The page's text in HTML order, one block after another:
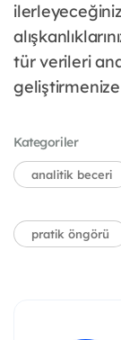
tür verileri
geliştirmenize
Kategoriler
analitik beceri
pratik öngörü